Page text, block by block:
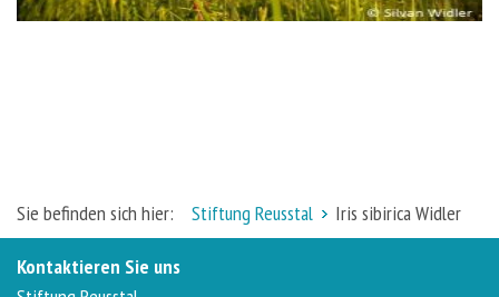
Sie befinden sich hier: Stiftung Reusstal Iris sibirica Widler
Kontaktieren Sie uns